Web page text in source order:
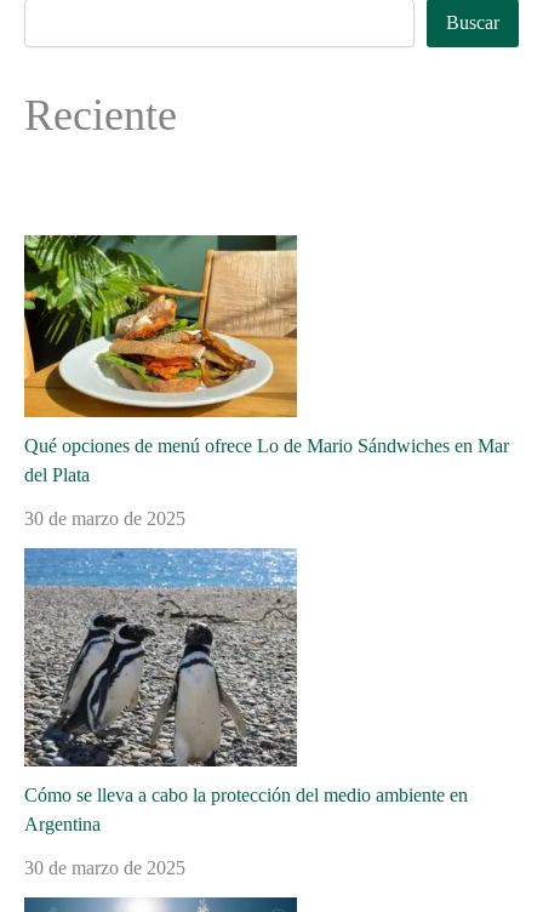
Buscar
Reciente
Qué opciones de menú ofrece Lo de Mario Sándwiches en Mar
del Plata
30 de marzo de 2025
Cómo se lleva a cabo la protección del medio ambiente en
Argentina
30 de marzo de 2025